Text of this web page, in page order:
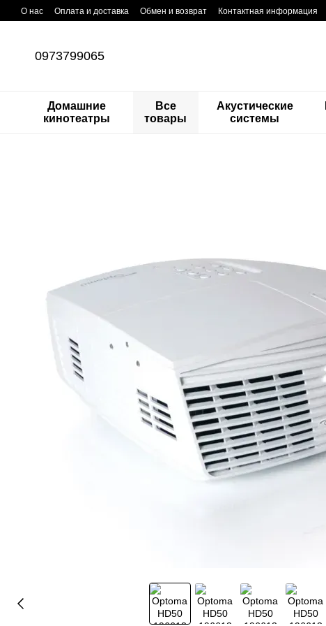
Перейти к основному контенту
О нас Оплата и доставка Обмен и возврат Контактная информация
0973799065
Домашние
кинотеатры
Все
товары
Акустические
системы